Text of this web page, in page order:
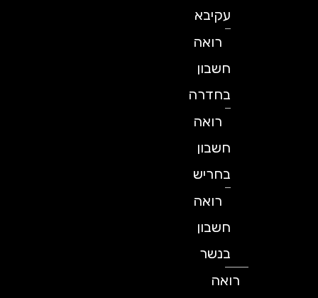
עקיבא
רואה
חשבון
בחדרה
רואה
חשבון
בחריש
רואה
חשבון
בנשר
רואה